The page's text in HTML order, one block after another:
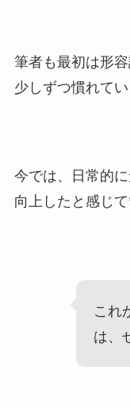
筆者も最初は形
少しずつ慣れてい
今では、日常的
向上したと感じて
これ
は、